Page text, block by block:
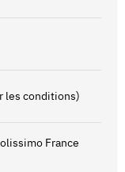
les conditions)
France